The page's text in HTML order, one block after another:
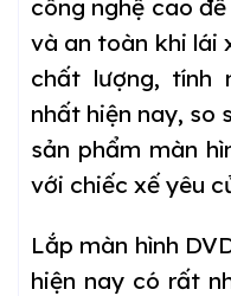
công nghệ cao
và an toàn khi lái
chất lượng, tính
nhất hiện nay, so
sản phẩm màn
với chiếc xế yêu
Lắp màn hình
hiện nay có rất